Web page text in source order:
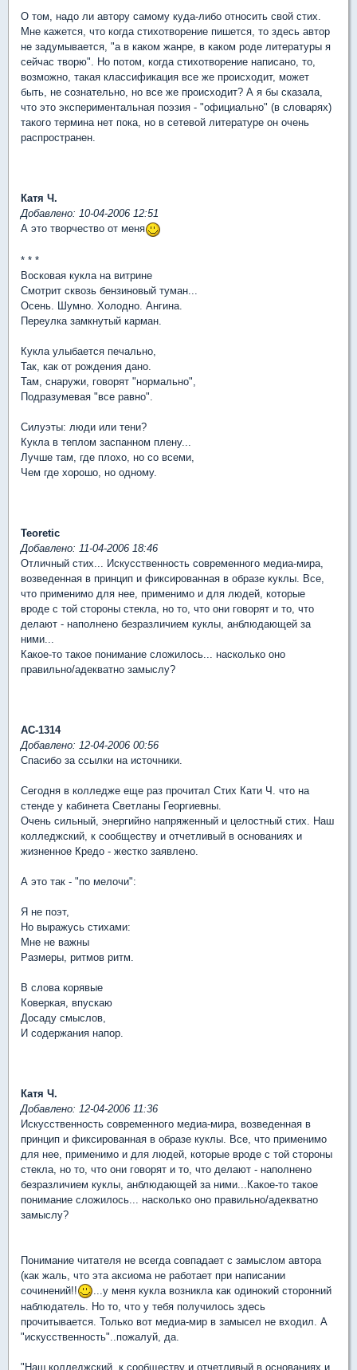
О том, надо ли автору самому куда-либо относить свой стих.
Мне кажется, что когда стихотворение пишется, то здесь автор
не задумывается, "а в каком жанре, в каком роде литературы я
сейчас творю". Но потом, когда стихотворение написано, то,
возможно, такая классификация все же происходит, может
быть, не сознательно, но все же происходит? А я бы сказала,
что это экспериментальная поэзия - "официально" (в словарях)
такого термина нет пока, но в сетевой литературе он очень
распространен.
Катя Ч.
Добавлено: 10-04-2006 12:51
А это творчество от меня
* * *
Восковая кукла на витрине
Смотрит сквозь бензиновый туман...
Осень. Шумно. Холодно. Ангина.
Переулка замкнутый карман.
Кукла улыбается печально,
Так, как от рождения дано.
Там, снаружи, говорят "нормально",
Подразумевая "все равно".
Силуэты: люди или тени?
Кукла в теплом заспанном плену...
Лучше там, где плохо, но со всеми,
Чем где хорошо, но одному.
Teoretic
Добавлено: 11-04-2006 18:46
Отличный стих... Искусственность современного медиа-мира,
возведенная в принцип и фиксированная в образе куклы. Все,
что применимо для нее, применимо и для людей, которые
вроде с той стороны стекла, но то, что они говорят и то, что
делают - наполнено безразличием куклы, анблюдающей за
ними...
Какое-то такое понимание сложилось... насколько оно
правильно/адекватно замыслу?
АС-1314
Добавлено: 12-04-2006 00:56
Спасибо за ссылки на источники.
Сегодня в колледже еще раз прочитал Стих Кати Ч. что на
стенде у кабинета Светланы Георгиевны.
Очень сильный, энергийно напряженный и целостный стих. Наш
колледжский, к сообществу и отчетливый в основаниях и
жизненное Кредо - жестко заявлено.
А это так - "по мелочи":
Я не поэт,
Но выражусь стихами:
Мне не важны
Размеры, ритмов ритм.
В слова корявые
Коверкая, впускаю
Досаду смыслов,
И содержания напор.
Катя Ч.
Добавлено: 12-04-2006 11:36
Искусственность современного медиа-мира, возведенная в
принцип и фиксированная в образе куклы. Все, что применимо
для нее, применимо и для людей, которые вроде с той стороны
стекла, но то, что они говорят и то, что делают - наполнено
безразличием куклы, анблюдающей за ними...Какое-то такое
понимание сложилось... насколько оно правильно/адекватно
замыслу?
Понимание читателя не всегда совпадает с замыслом автора
(как жаль, что эта аксиома не работает при написании
сочинений!!
...у меня кукла возникла как одинокий сторонний
наблюдатель. Но то, что у тебя получилось здесь
прочитывается. Только вот медиа-мир в замысел не входил. А
"искусственность"..пожалуй, да.
"Наш колледжский, к сообществу и отчетливый в основаниях и